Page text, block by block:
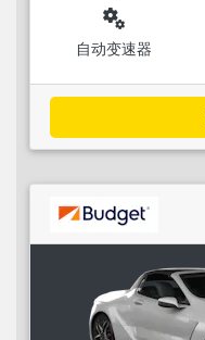
miscellaneous_services
自动变速器